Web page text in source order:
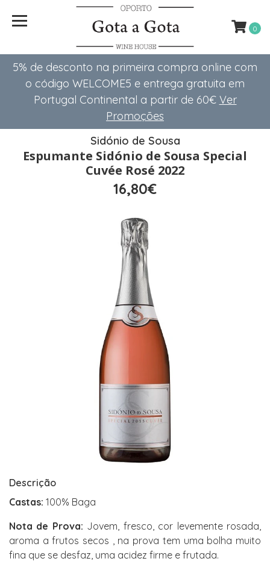
5% de desconto na primeira compra online com
o código WELCOME5 e entrega gratuita em
Portugal Continental a partir de 60€ Ver
Promoções
0
Sidónio de Sousa
Espumante Sidónio de Sousa Special
Cuvée Rosé 2022
16,80€
Descrição
Castas: 100% Baga
Nota de Prova: Jovem, fresco, cor levemente rosada,
aroma a frutos secos , na prova tem uma bolha muito
fina que se desfaz, uma acidez firme e frutada.